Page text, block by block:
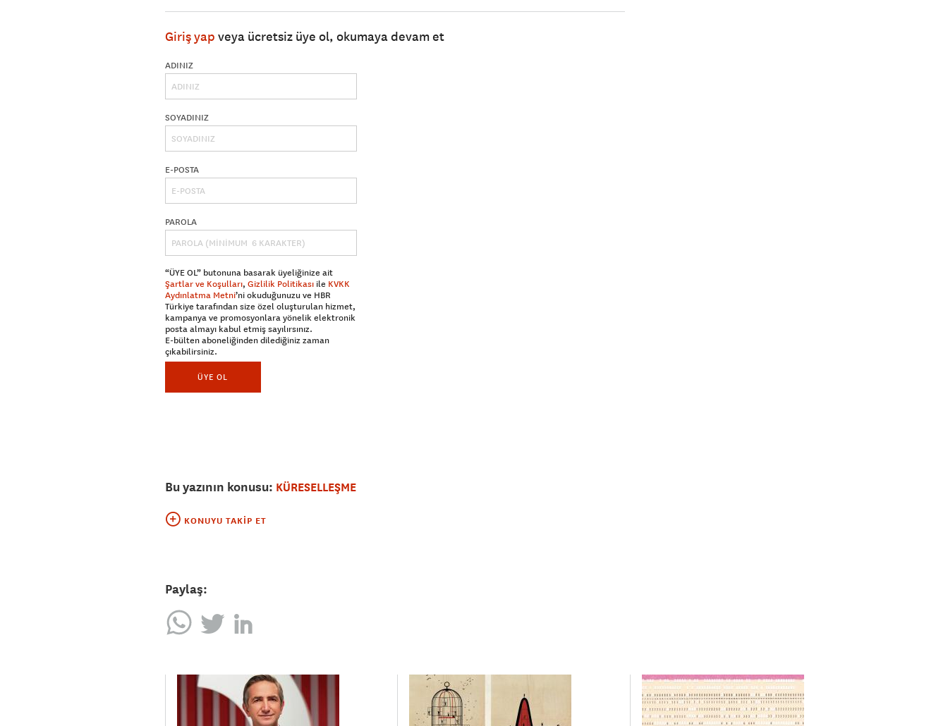
Giriş yap veya ücretsiz üye ol, okumaya devam et
ADINIZ
SOYADINIZ
E-POSTA
PAROLA
“ÜYE OL” butonuna basarak üyeliğinize ait
Şartlar ve Koşulları, Gizlilik Politikası ile KVKK
Aydınlatma Metni’ni okuduğunuzu ve HBR
Türkiye tarafından size özel oluşturulan hizmet,
kampanya ve promosyonlara yönelik elektronik
posta almayı kabul etmiş sayılırsınız.
E-bülten aboneliğinden dilediğiniz zaman
çıkabilirsiniz.
ÜYE OL
Bu yazının konusu: KÜRESELLEŞME
KONUYU TAKIP ET
Paylaş: